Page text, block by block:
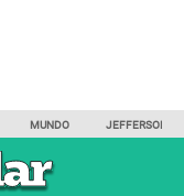
MUNDO JEFFERSON